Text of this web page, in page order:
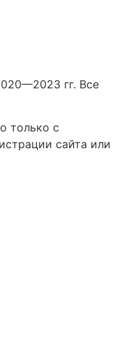
гг. Все
только с
сайта или